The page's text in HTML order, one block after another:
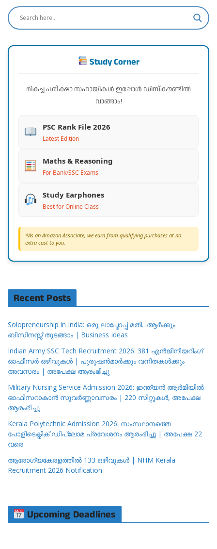
Study Corner
മികച്ച പരീക്ഷാ സഹായികൾ ഇപ്പോൾ ഡിസ്കൗണ്ടിൽ
വാങ്ങാം!
PSC Rank File 2026
Latest Edition
Maths & Reasoning
For Bank/SSC Exams
Study Earphones
Best for Online Class
*As an Amazon Associate, we earn from qualifying purchases at no
extra cost to you.
Recent Posts
Solopreneurship in India: ഒരു ലാപ്ടോപ്പ് മതി.. ആർക്കും
ബിസിനസ്സ് തുടങ്ങാം | Business Ideas
Indian Army SSC Tech Recruitment 2026: 381 എൻജിനീയറിംഗ്
ഓഫീസർ ഒഴിവുകൾ | പുരുഷൻമാർക്കും വനിതകൾക്കും
അവസരം | അപേക്ഷ ആരംഭിച്ചു
Military Nursing Service Admission 2026: ഇന്ത്യൻ ആർമിയിൽ
ഓഫീസറാകാൻ സുവർണ്ണാവസരം | 220 സീറ്റുകൾ, അപേക്ഷ
ആരംഭിച്ചു
Kerala Polytechnic Admission 2026: സംസ്ഥാനത്തെ
പോളിടെക്നിക് ഡിപ്ലോമ പ്രവേശനം ആരംഭിച്ചു | അപേക്ഷ 22
വരെ
ആരോഗ്യകേരളത്തിൽ 133 ഒഴിവുകൾ | NHM Kerala
Recruitment 2026 Notification
Upcoming Deadlines